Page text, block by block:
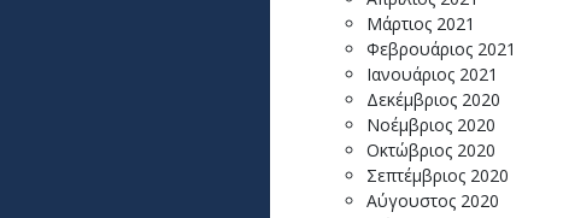
Μάρτιος 2021
Φεβρουάριος 2021
Ιανουάριος 2021
Δεκέμβριος 2020
Νοέμβριος 2020
Οκτώβριος 2020
Σεπτέμβριος 2020
Αύγουστος 2020